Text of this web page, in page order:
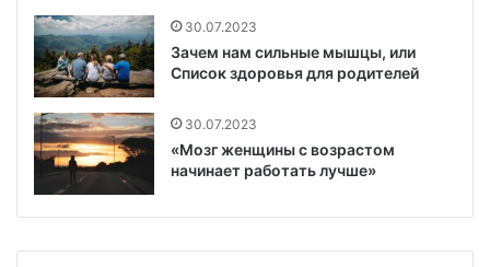
30.07.2023
Зачем нам сильные мышцы, или
Список здоровья для родителей
30.07.2023
«Мозг женщины с возрастом
начинает работать лучше»